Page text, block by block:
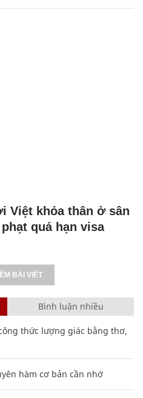
Việt khỏa thân ở sân
quá hạn visa
BÀI VIẾT
Bình luận nhiều
thức lượng giác bằng thơ,
hàm cơ bản cần nhớ